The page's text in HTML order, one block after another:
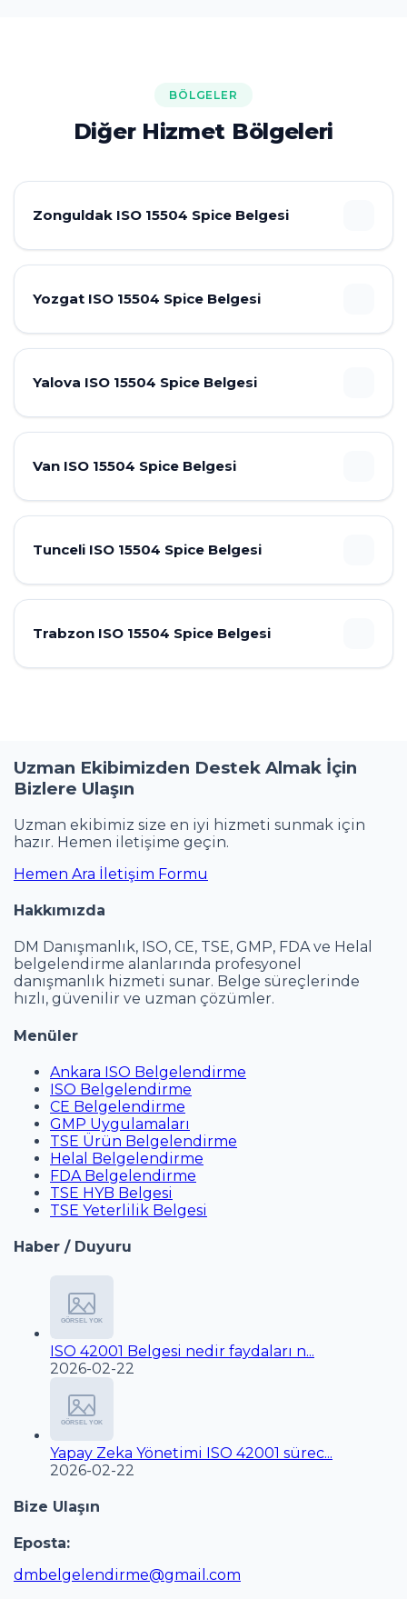
BÖLGELER
Diğer Hizmet Bölgeleri
Zonguldak ISO 15504 Spice Belgesi
Yozgat ISO 15504 Spice Belgesi
Yalova ISO 15504 Spice Belgesi
Van ISO 15504 Spice Belgesi
Tunceli ISO 15504 Spice Belgesi
Trabzon ISO 15504 Spice Belgesi
Uzman Ekibimizden Destek Almak İçin
Bizlere Ulaşın
Uzman ekibimiz size en iyi hizmeti sunmak için
hazır. Hemen iletişime geçin.
Hemen Ara İletişim Formu
Hakkımızda
DM Danışmanlık, ISO, CE, TSE, GMP, FDA ve Helal
belgelendirme alanlarında profesyonel
danışmanlık hizmeti sunar. Belge süreçlerinde
hızlı, güvenilir ve uzman çözümler.
Menüler
Ankara ISO Belgelendirme
ISO Belgelendirme
CE Belgelendirme
GMP Uygulamaları
TSE Ürün Belgelendirme
Helal Belgelendirme
FDA Belgelendirme
TSE HYB Belgesi
TSE Yeterlilik Belgesi
Haber / Duyuru
ISO 42001 Belgesi nedir faydaları n...
2026-02-22
Yapay Zeka Yönetimi ISO 42001 sürec...
2026-02-22
Bize Ulaşın
Eposta:
dmbelgelendirme@gmail.com